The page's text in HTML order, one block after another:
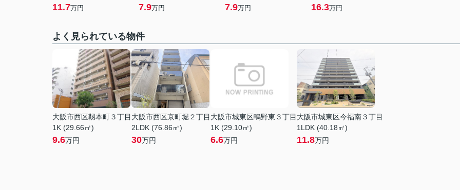
11.7万円 7.9万円 7.9万円 16.3万円
よく見られている物件
大阪市西区靱本町３丁目
1K (29.66㎡)
9.6万円
大阪市西区京町堀２丁目
2LDK (76.86㎡)
30万円
大阪市城東区鴫野東３丁目
1K (29.10㎡)
6.6万円
大阪市城東区今福南３丁目
1LDK (40.18㎡)
11.8万円